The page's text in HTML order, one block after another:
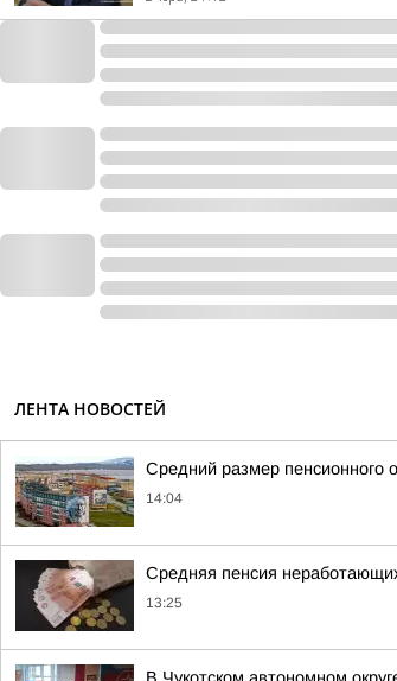
ЛЕНТА НОВОСТЕЙ
Средний размер пенсионного
14:04
Средняя пенсия
13:25